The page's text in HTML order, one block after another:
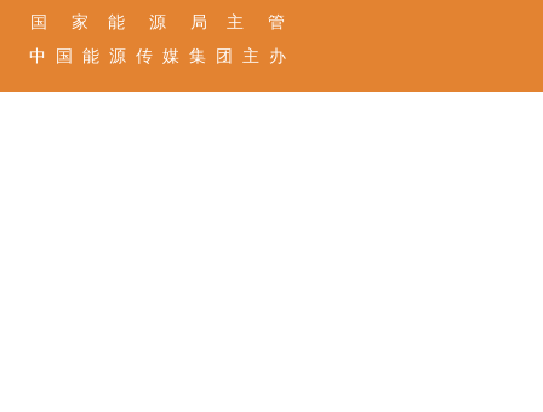
国 家 能 源 局 主 管
中 国 能 源 传 媒 集 团 主 办